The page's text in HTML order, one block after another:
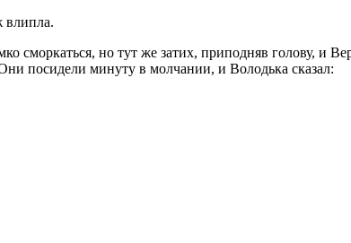
влипла.
сморкаться, но тут же затих, приподняв голову, и
посидели минуту в молчании, и Володька сказал: